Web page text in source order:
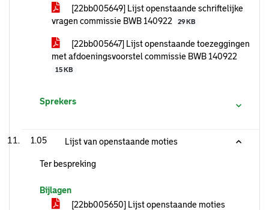
[22bb005649] Lijst openstaande schriftelijke
vragen commissie BWB 140922
29 KB
[22bb005647] Lijst openstaande toezeggingen
met afdoeningsvoorstel commissie BWB 140922
15 KB
Sprekers
1.05 Lijst van openstaande moties
Ter bespreking
Bijlagen
[22bb005650] Lijst openstaande moties